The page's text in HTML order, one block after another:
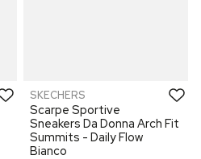
SKECHERS
Scarpe Sportive
Sneakers Da Donna Arch Fit
Summits - Daily Flow
Bianco